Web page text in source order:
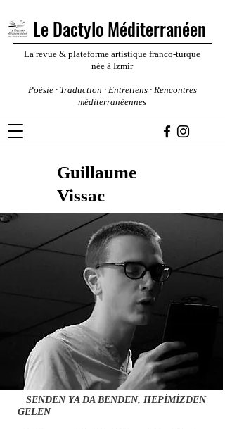
Le Dactylo Méditerranéen
La revue & plateforme artistique franco-turque
née à Izmir
Poésie · Traduction · Entretiens · Rencontres
méditerranéennes
Guillaume
Vissac
SENDEN YA DA BENDEN, HEPİMİZDEN
GELEN